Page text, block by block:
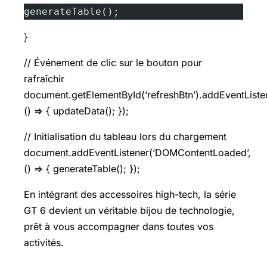
generateTable();
}
// Événement de clic sur le bouton pour
rafraîchir
() => { updateData(); });
// Initialisation du tableau lors du chargement
document.addEventListener(‘DOMContentLoaded’,
() => { generateTable(); });
En intégrant des accessoires high-tech, la série
GT 6 devient un véritable bijou de technologie,
prêt à vous accompagner dans toutes vos
activités.